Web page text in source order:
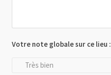
Votre note globale sur ce lieu :
Très bien